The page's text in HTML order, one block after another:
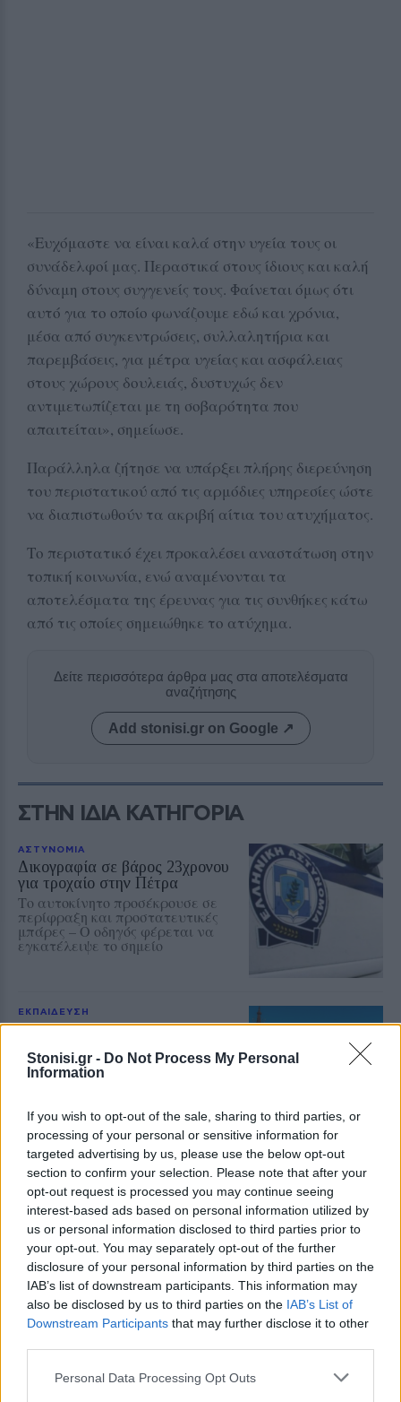
Stonisi.gr - Do Not Process My Personal
Information
If you wish to opt-out of the sale, sharing to third parties, or
processing of your personal or sensitive information for
targeted advertising by us, please use the below opt-out
section to confirm your selection. Please note that after your
opt-out request is processed you may continue seeing
interest-based ads based on personal information utilized by
us or personal information disclosed to third parties prior to
your opt-out. You may separately opt-out of the further
disclosure of your personal information by third parties on the
IAB’s list of downstream participants. This information may
also be disclosed by us to third parties on the IAB’s List of
Downstream Participants that may further disclose it to other
Personal Data Processing Opt Outs
«Ευχόμαστε να είναι καλά στην υγεία τους οι
συνάδελφοί μας. Περαστικά στους ίδιους και καλή
δύναμη στους συγγενείς τους. Φαίνεται όμως ότι
αυτό για το οποίο φωνάζουμε εδώ και χρόνια,
μέσα από συγκεντρώσεις, συλλαλητήρια και
παρεμβάσεις, για μέτρα υγείας και ασφάλειας
στους χώρους δουλειάς, δυστυχώς δεν
αντιμετωπίζεται με τη σοβαρότητα που
απαιτείται», σημείωσε.
Παράλληλα ζήτησε να υπάρξει πλήρης διερεύνηση
του περιστατικού από τις αρμόδιες υπηρεσίες ώστε
να διαπιστωθούν τα ακριβή αίτια του ατυχήματος.
Το περιστατικό έχει προκαλέσει αναστάτωση στην
τοπική κοινωνία, ενώ αναμένονται τα
αποτελέσματα της έρευνας για τις συνθήκες κάτω
από τις οποίες σημειώθηκε το ατύχημα.
Δείτε περισσότερα άρθρα μας στα αποτελέσματα
αναζήτησης
Add stonisi.gr on Google ↗
ΣΤΗΝ ΙΔΙΑ ΚΑΤΗΓΟΡΙΑ
ΑΣΤΥΝΟΜΙΑ
Δικογραφία σε βάρος 23χρονου
για τροχαίο στην Πέτρα
Το αυτοκίνητο προσέκρουσε σε
περίφραξη και προστατευτικές
μπάρες – Ο οδηγός φέρεται να
εγκατέλειψε το σημείο
ΕΚΠΑΙΔΕΥΣΗ
Εκπαιδευτικοί του Πρότυπου
Erasmus+ στην Κρακοβία
Επιμόρφωση σε σύγχρονες
εφαρμογές τεχνητής νοημοσύνης
και πρακτικές συμπεριληπτικής
εκπαίδευσης
ΔΡΑΣΕΙΣ
Η Λέσβος στη Διεθνή
Κατασκήνωση Νέων των
Παγκόσμιων Γεωπάρκων
UNESCO
Μαθητές του Πρότυπου ΓΕΛ
Μυτιλήνης παρουσίασαν το
Απολιθωμένο Δάσος και τη
συμβολή του στη μελέτη της
κλιματικής αλλαγής
Μαθαίνοντας από μικροί να